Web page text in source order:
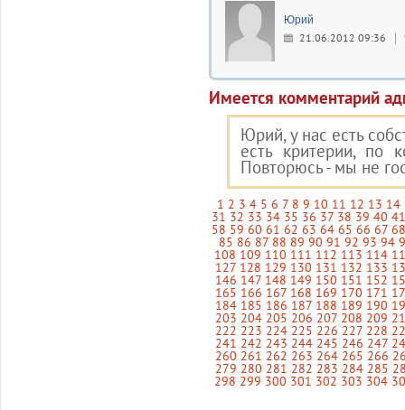
Юрий
21.06.2012 09:36
Имеется комментарий
Юрий, у нас есть
есть критерии, по
Повторюсь - мы не
1 2 3 4 5 6 7 8 9 10 11 12 13 14
31 32 33 34 35 36 37 38 39 40
58 59 60 61 62 63 64 65 66 67 68
85 86 87 88 89 90 91 92 93 94
108 109 110 111 112 113 114
127 128 129 130 131 132 133
146 147 148 149 150 151 152
165 166 167 168 169 170 171
184 185 186 187 188 189 190
203 204 205 206 207 208 209
222 223 224 225 226 227 228
241 242 243 244 245 246 247
260 261 262 263 264 265 266
279 280 281 282 283 284 285
298 299 300 301 302 303 304